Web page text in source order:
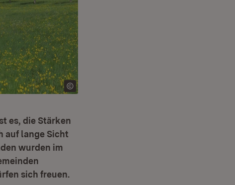
es, die Stärken
auf lange Sicht
wurden im
sich freuen.